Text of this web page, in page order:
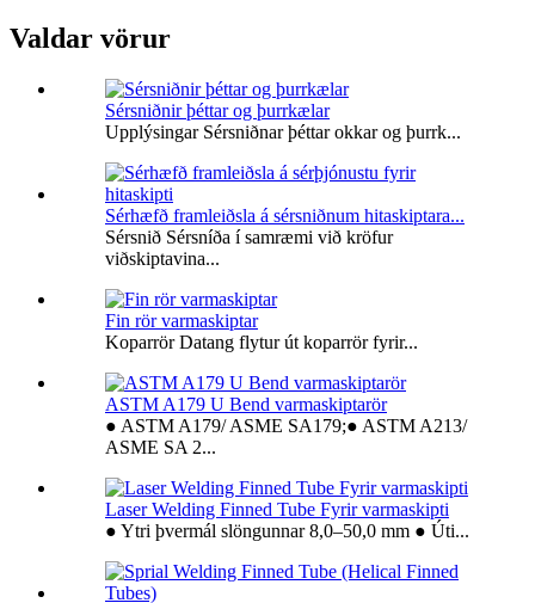
Valdar vörur
Sérsniðnir þéttar og þurrkælar
Upplýsingar Sérsniðnar þéttar okkar og þurrk...
Sérhæfð framleiðsla á sérsniðnum hitaskiptara...
Sérsnið Sérsníða í samræmi við kröfur
viðskiptavina...
Fin rör varmaskiptar
Koparrör Datang flytur út koparrör fyrir...
ASTM A179 U Bend varmaskiptarör
● ASTM A179/ ASME SA179;● ASTM A213/
ASME SA 2...
Laser Welding Finned Tube Fyrir varmaskipti
● Ytri þvermál slöngunnar 8,0–50,0 mm ● Úti...